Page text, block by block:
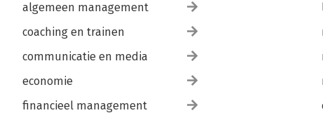
algemeen management
coaching en trainen
communicatie en media
economie
financieel management